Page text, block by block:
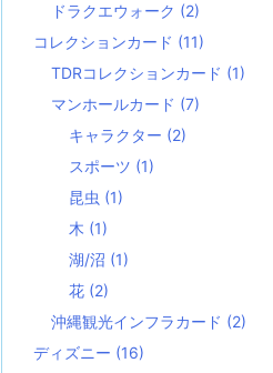
ドラクエウォーク (2)
コレクションカード (11)
TDRコレクションカード (1)
マンホールカード (7)
キャラクター (2)
スポーツ (1)
昆虫 (1)
木 (1)
湖/沼 (1)
花 (2)
沖縄観光インフラカード (2)
ディズニー (16)